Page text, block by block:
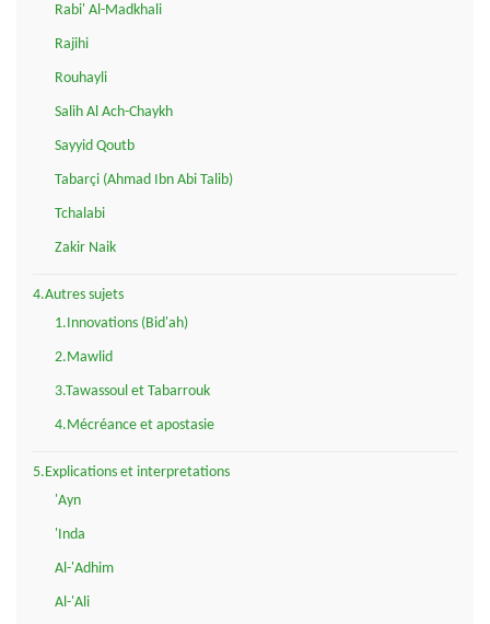
Rabi' Al-Madkhali
Rajihi
Rouhayli
Salih Al Ach-Chaykh
Sayyid Qoutb
Tabarçi (Ahmad Ibn Abi Talib)
Tchalabi
Zakir Naik
4.Autres sujets
1.Innovations (Bid'ah)
2.Mawlid
3.Tawassoul et Tabarrouk
4.Mécréance et apostasie
5.Explications et interpretations
'Ayn
'Inda
Al-'Adhim
Al-'Ali